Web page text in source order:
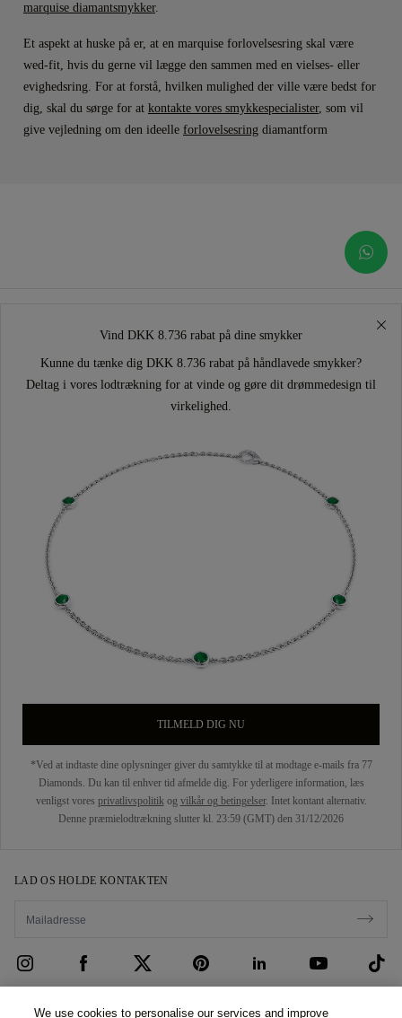
marquise diamantsmykker.
Et aspekt at huske på er, at en marquise forlovelsesring skal være
wed-fit, hvis du gerne vil lægge den sammen med en vielses- eller
evighedsring. For at forstå, hvilken mulighed der ville være bedst for
dig, skal du sørge for at kontakte vores smykkespecialister, som vil
give vejledning om den ideelle forlovelsesring diamantform
Vind DKK 8.736 rabat på dine smykker
Kunne du tænke dig DKK 8.736 rabat på håndlavede smykker?
Deltag i vores lodtrækning for at vinde og gøre dit drømmedesign til
virkelighed.
TILMELD DIG NU
*Ved at indtaste dine oplysninger giver du samtykke til at modtage e-mails fra 77
Diamonds. Du kan til enhver tid afmelde dig. For yderligere information, læs
venligst vores privatlivspolitik og vilkår og betingelser. Intet kontant alternativ.
Denne præmielodtrækning slutter kl. 23:59 (GMT) den 31/12/2026
LAD OS HOLDE KONTAKTEN
KUNDEPLEJE
We use cookies to personalise our services and improve